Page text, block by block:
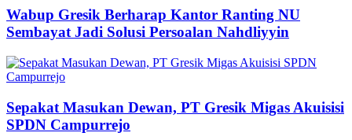
Wabup Gresik Berharap Kantor Ranting NU
Sembayat Jadi Solusi Persoalan Nahdliyyin
Sepakat Masukan Dewan, PT Gresik Migas Akuisisi
SPDN Campurrejo